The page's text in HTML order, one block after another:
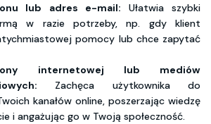
lub adres e-mail: Ułatwia szybki
w razie potrzeby, np. gdy klient
pomocy lub chce zapytać
internetowej lub mediów
Zachęca użytkownika do
kanałów online, poszerzając wiedzę
i angażując go w Twoją społeczność.